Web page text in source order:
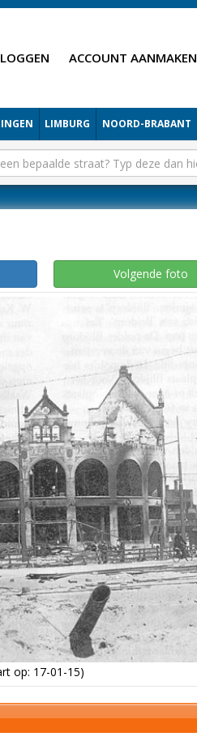
ACCOUNT AANMAKEN
LIMBURG NOORD-BRABANT
Volgende foto
op: 17-01-15)